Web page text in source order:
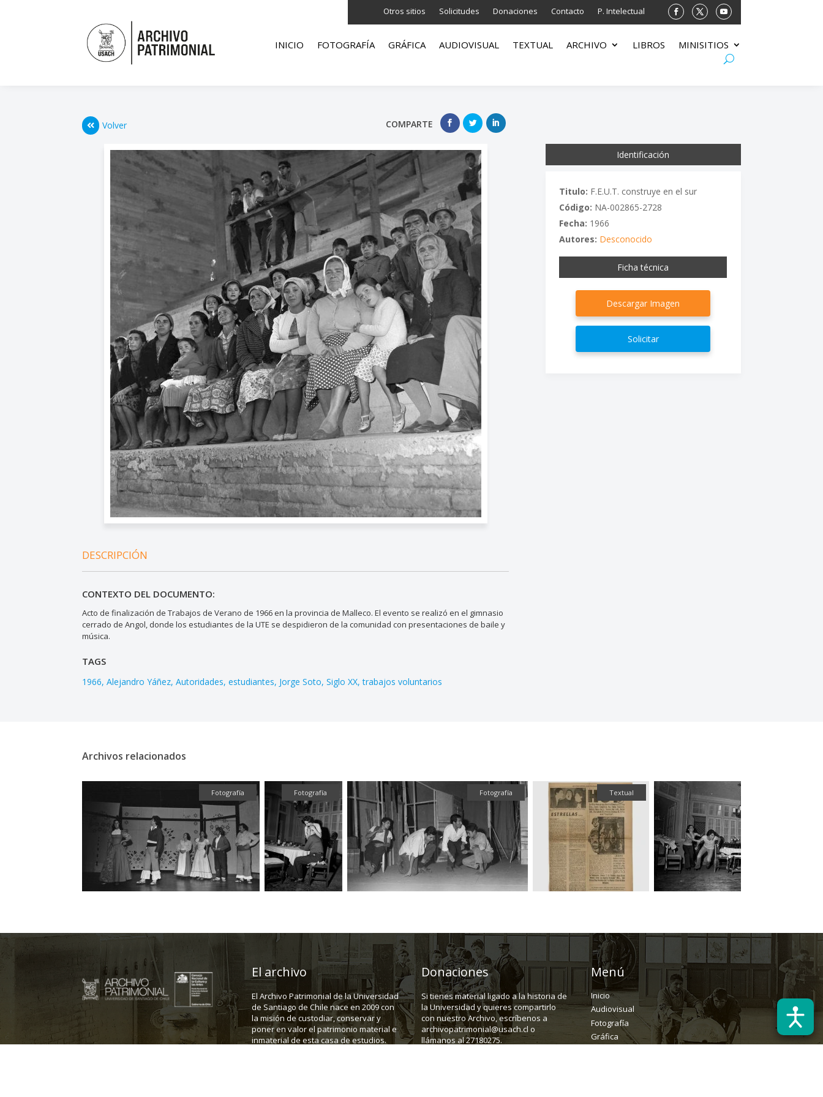
Otros sitios Solicitudes Donaciones Contacto P. Intelectual
INICIO FOTOGRAFÍA GRÁFICA AUDIOVISUAL TEXTUAL ARCHIVO LIBROS MINISITIOS
Volver COMPARTE
DESCRIPCIÓN
CONTEXTO DEL DOCUMENTO:
Acto de finalización de Trabajos de Verano de 1966 en la provincia de Malleco. El evento se realizó en el gimnasio
cerrado de Angol, donde los estudiantes de la UTE se despidieron de la comunidad con presentaciones de baile y
música.
TAGS
1966 Alejandro Yáñez Autoridades estudiantes Jorge Soto Siglo XX trabajos voluntarios
Identificación
Titulo: F.E.U.T. construye en el sur
Código: NA-002865-2728
Fecha: 1966
Autores: Desconocido
Ficha técnica
Descargar Imagen
Solicitar
Archivos relacionados
Fotografía Fotografía Fotografía Textual
El archivo
El Archivo Patrimonial de la Universidad
de Santiago de Chile nace en 2009 con
la misión de custodiar, conservar y
poner en valor el patrimonio material e
inmaterial de esta casa de estudios.
Donaciones
Si tienes material ligado a la historia de
la Universidad y quieres compartirlo
con nuestro Archivo, escríbenos a
archivopatrimonial@usach.cl o
llámanos al 27180275.
Menú
Inicio
Audiovisual
Fotografía
Gráfica